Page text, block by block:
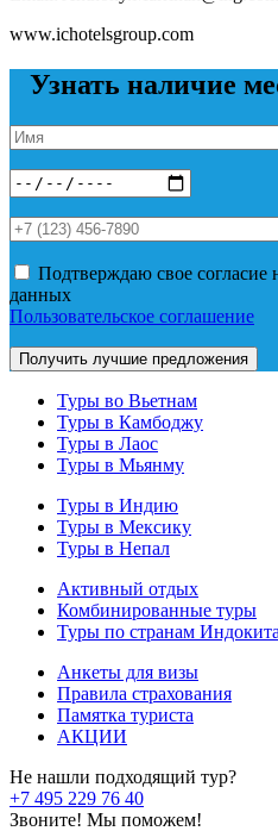
www.ichotelsgroup.com
Узнать наличие
Подтверждаю свое согласие
данных
Пользовательское соглашение
Туры во Вьетнам
Туры в Камбоджу
Туры в Лаос
Туры в Мьянму
Туры в Индию
Туры в Мексику
Туры в Непал
Активный отдых
Комбинированные туры
Туры по странам
Анкеты для визы
Правила страхования
Памятка туриста
АКЦИИ
Не нашли подходящий тур?
+7 495 229 76 40
Звоните! Мы поможем!